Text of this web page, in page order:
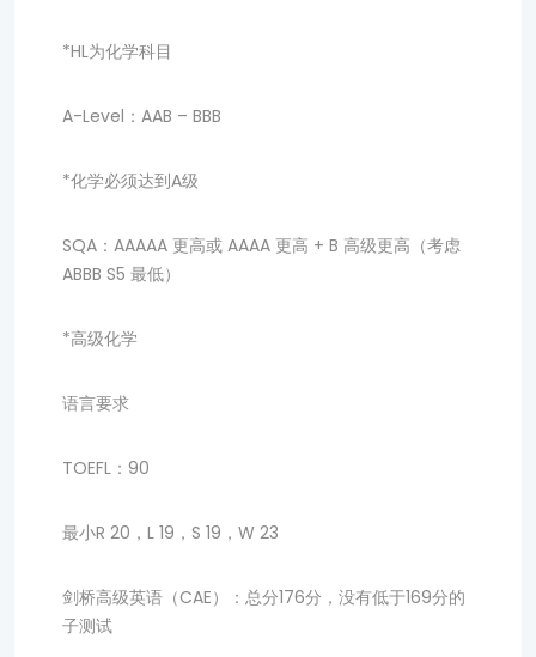
*HL为化学科目
A-Level：AAB – BBB
*化学必须达到A级
SQA：AAAAA 更高或 AAAA 更高 + B 高级更高（考虑
ABBB S5 最低）
*高级化学
语言要求
TOEFL：90
最小R 20，L 19，S 19，W 23
剑桥高级英语（CAE）：总分176分，没有低于169分的
子测试